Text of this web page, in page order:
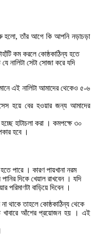
হলো, তাঁর আগে কি আপনি নড়াচড়া
কম করলে কোষ্ঠকাঠিন্য হতে
নালিটা সেটা সোজা করে যদি
এই নালিটা আমাদের থেকেও ৫-৬
হয়ে বের হওয়ার জন্য আমাদের
হাটাচলা করা । কমপক্ষে ৩০
হবে ।
পারে । কারণ পায়খানা নরম
দিকে খেয়াল রাখবেন । যদি
পরিমাণটা বাড়িয়ে দিবেন ।
থাকে তাহলে কোষ্ঠকাঠিন্য থেকে
খাবারে আঁশের প্রয়োজন হয় । এই